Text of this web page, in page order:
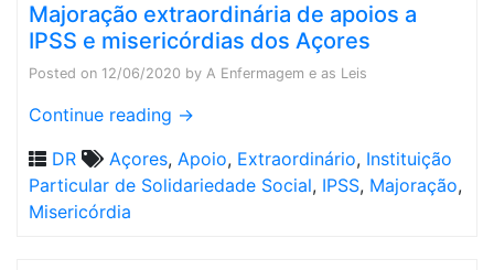
Majoração extraordinária de apoios a
IPSS e misericórdias dos Açores
Posted on 12/06/2020 by A Enfermagem e as Leis
Continue reading →
DR
Açores, Apoio, Extraordinário, Instituição
Particular de Solidariedade Social, IPSS, Majoração,
Misericórdia